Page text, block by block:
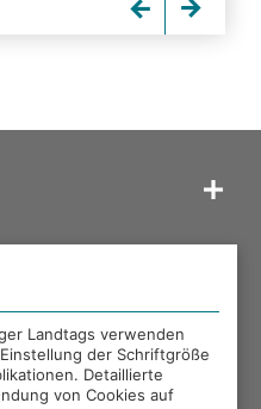
LANDTAGS
Landtags verwenden
der Schriftgröße
Detaillierte
von Cookies auf